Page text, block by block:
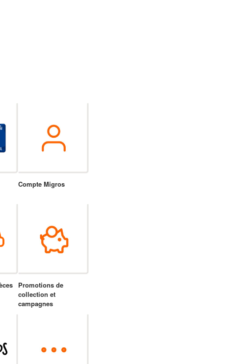
Compte Migros
Promotions de
collection et
campagnes